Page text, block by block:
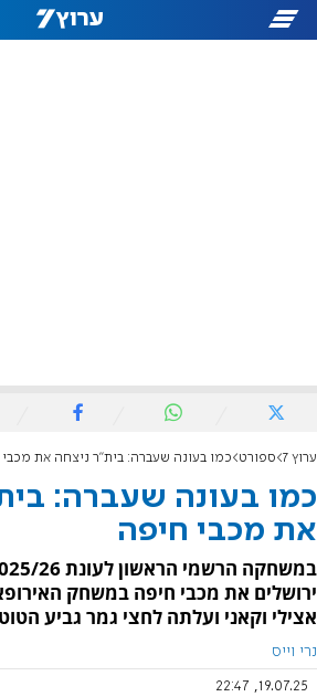
ערוץ 7 ספורט כמו בעונה שעברה: בית"ר ניצחה את
כמו בעונה שעברה:
את מכבי חיפה
ירושלים את מכבי חיפה במשחק
אצילי וקאני ועלתה לחצי גמר גביע
נרי וייס
19.07.25, 22:47